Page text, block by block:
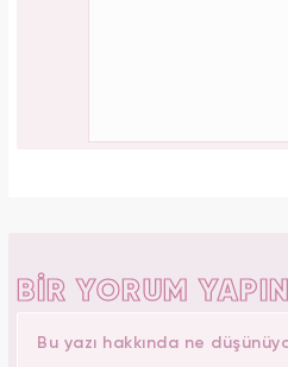
BİR YORUM YAPIN